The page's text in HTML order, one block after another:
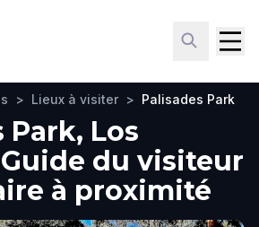
> Lieux à visiter > Palisades Park
Park, Los
du visiteur
à proximité